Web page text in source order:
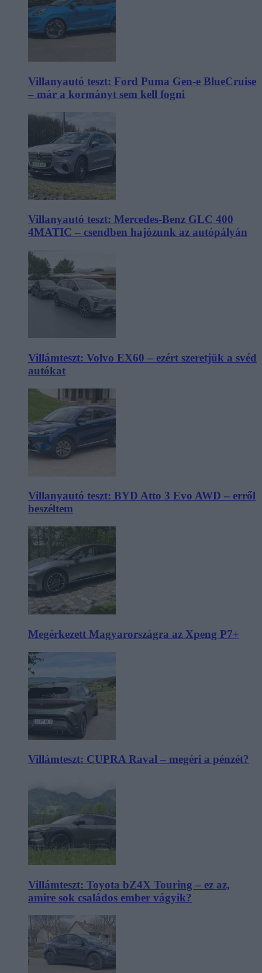
Villanyautó teszt: Ford Puma Gen-e BlueCruise
– már a kormányt sem kell fogni
Villanyautó teszt: Mercedes-Benz GLC 400
4MATIC – csendben hajózunk az autópályán
Villámteszt: Volvo EX60 – ezért szeretjük a svéd
autókat
Villanyautó teszt: BYD Atto 3 Evo AWD – erről
beszéltem
Megérkezett Magyarországra az Xpeng P7+
Villámteszt: CUPRA Raval – megéri a pénzét?
Villámteszt: Toyota bZ4X Touring – ez az,
amire sok családos ember vágyik?